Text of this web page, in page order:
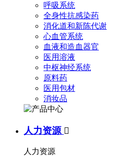
呼吸系统
全身性抗感染药
消化道和新陈代谢
心血管系统
血液和造血器官
医用溶液
中枢神经系统
原料药
医用包材
消妆品
人力资源 
人力资源